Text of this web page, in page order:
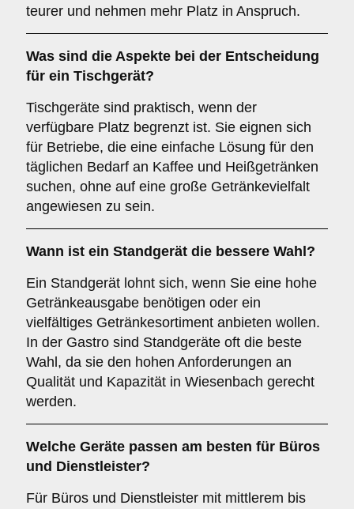
teurer und nehmen mehr Platz in Anspruch.
Was sind die Aspekte bei der Entscheidung
für ein Tischgerät?
Tischgeräte sind praktisch, wenn der
verfügbare Platz begrenzt ist. Sie eignen sich
für Betriebe, die eine einfache Lösung für den
täglichen Bedarf an Kaffee und Heißgetränken
suchen, ohne auf eine große Getränkevielfalt
angewiesen zu sein.
Wann ist ein Standgerät die bessere Wahl?
Ein Standgerät lohnt sich, wenn Sie eine hohe
Getränkeausgabe benötigen oder ein
vielfältiges Getränkesortiment anbieten wollen.
In der Gastro sind Standgeräte oft die beste
Wahl, da sie den hohen Anforderungen an
Qualität und Kapazität in Wiesenbach gerecht
werden.
Welche Geräte passen am besten für Büros
und Dienstleister?
Für Büros und Dienstleister mit mittlerem bis